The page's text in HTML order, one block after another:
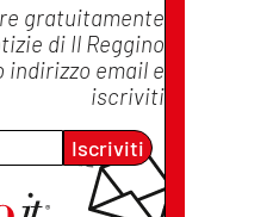
gratuitamente
di Il Reggino
indirizzo email e
iscriviti
Iscriviti